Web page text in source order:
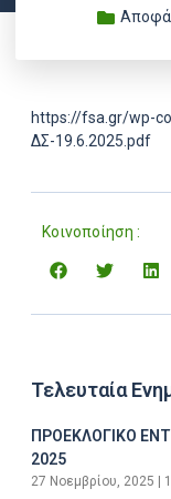
https://fsa.gr/wp-
ΔΣ-19.6.2025.pdf
Κοινοποίηση :
Τελευταία
ΠΡΟΕΚΛΟΓΙΚΟ
2025
27 Νοεμβρίου, 2025